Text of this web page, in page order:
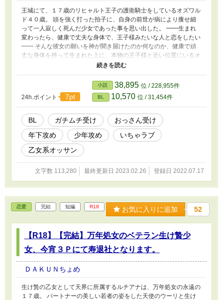
王城にて、１７歳のリヒャルト王子の護衛騎士をしているオズワル
ド４０歳。 頭を強く打った拍子に、自身の前世が病により痩せ細
って一人寂しく死んだ少女であった事を思い出した。 ━━生まれ
変わったら、健康で丈夫な身体で、王子様みたいな人と恋をしたい
━━ そんな彼女の願いを神が聞き届けたのか何なのか、健康で頑
丈な身体を持って生まれた上に、本物の王子様と近い位置にいるオ
ズワルドだが…… 「今、前世の願いを思い出した所でどうしろ
品は小説家になろうにも掲載してます。
24h.ポイント 7pt
小説 38,895 位 / 228,955件
BL 10,570 位 / 31,454件
BL ガチムチ受け
おっさん受け
年下攻め
少年攻め
いちゃラブ
乙女系オッサン
文字数 113,280 最終更新日 2023.02.26 登録日 2022.07.17
恋愛 完結 短編 R18 お気に入りに追加 52
【R18】【完結】万年処女のベテラン生け贄少
女、今宵３Ｐにて寿退社となります。
ＤＡＫＵＮちょめ
生け贄の乙女として天界に所属するルチアナは、万年処女の永遠の
１７歳。 パートナーの美しい若者の姿をした天使のウーリと生け